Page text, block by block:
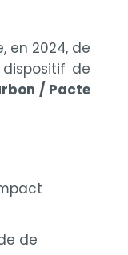
en 2024, de
de
/ Pacte
de